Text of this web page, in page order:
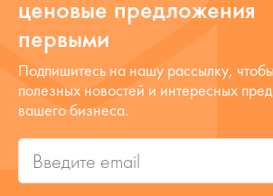
ценовые предложения
первыми
Подпишитесь на нашу рассылку,
полезных новостей и интересных
вашего бизнеса.